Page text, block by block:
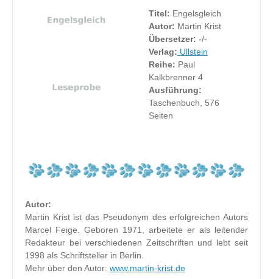
Titel: Engelsgleich
Autor: Martin Krist
Übersetzer: -/-
Verlag: Ullstein
Reihe: Paul
Kalkbrenner 4
Ausführung:
Taschenbuch, 576
Seiten
Autor:
Martin Krist ist das Pseudonym des erfolgreichen Autors
Marcel Feige. Geboren 1971, arbeitete er als leitender
Redakteur bei verschiedenen Zeitschriften und lebt seit
1998 als Schriftsteller in Berlin.
Mehr über den Autor: www.martin-krist.de